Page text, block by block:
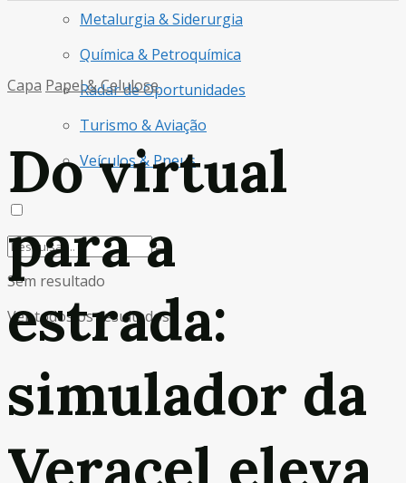
Metalurgia & Siderurgia
Química & Petroquímica
Radar de Oportunidades
Turismo & Aviação
Veículos & Pneus
Sem resultado
Ver todos os resultados
Capa Papel & Celulose
Do virtual
para a
estrada:
simulador da